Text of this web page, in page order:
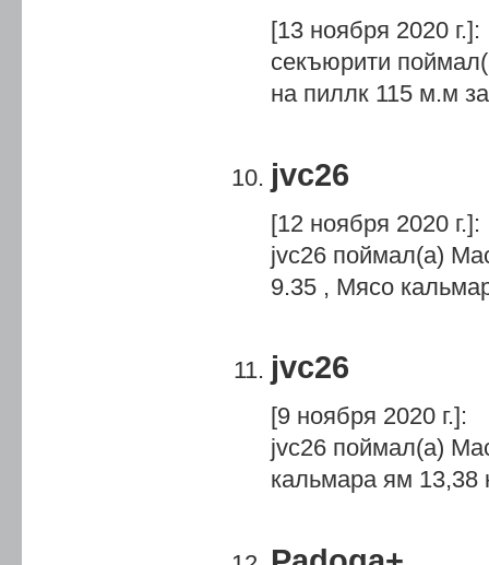
[13 ноября 2020 г.]:
секъюрити
на пиллк 115 м.м
jvc26
[12 ноября 2020 г.]:
jvc26 поймал(а)
9.35 , Мясо
jvc26
[9 ноября 2020 г.] :
jvc26 поймал(а)
кальмара ям 13,38